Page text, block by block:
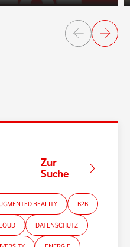
Zur
Suche
REALITY B2B
DATENSCHUTZ